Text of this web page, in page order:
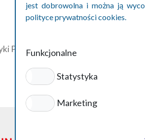
jest dobrowolna i można ją
polityce prywatności cookies.
Funkcjonalne
Statystyka
Marketing
Prywatności należy kierować na